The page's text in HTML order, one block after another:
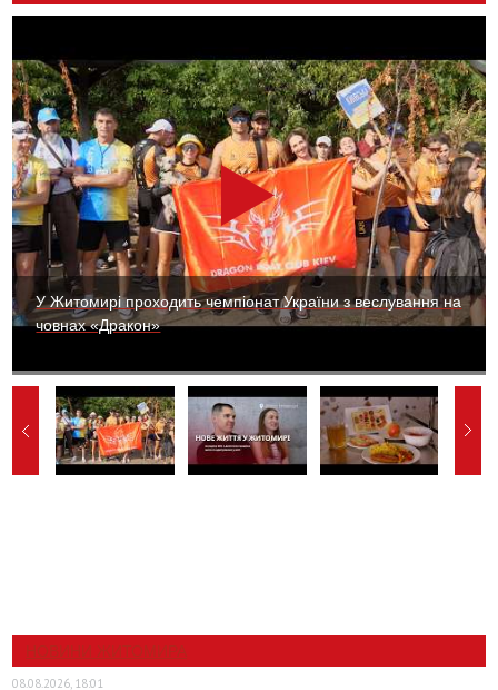
У Житомирі проходить чемпіонат України з веслування на
човнах «Дракон»
НОВИНИ ЖИТОМИРА
08.08.2026, 18:01